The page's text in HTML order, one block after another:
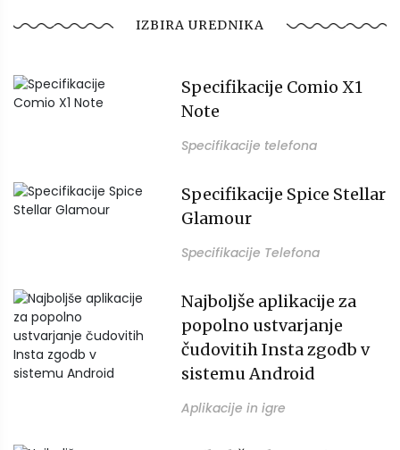
IZBIRA UREDNIKA
Specifikacije Comio X1
Note
Specifikacije telefona
Specifikacije Spice Stellar
Glamour
Specifikacije Telefona
Najboljše aplikacije za
popolno ustvarjanje
čudovitih Insta zgodb v
sistemu Android
Aplikacije in igre